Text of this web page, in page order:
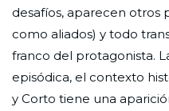
desafíos, aparecen otros
como aliados) y todo
franco del protagonista.
episódica, el contexto
y Corto tiene una